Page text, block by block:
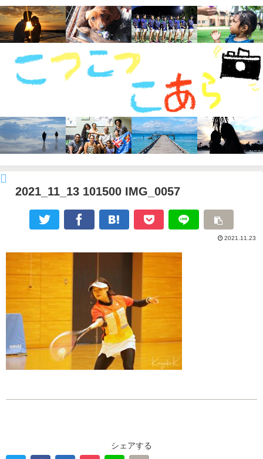
2021_11_13 101500 IMG_0057
2021.11.23
シェアする